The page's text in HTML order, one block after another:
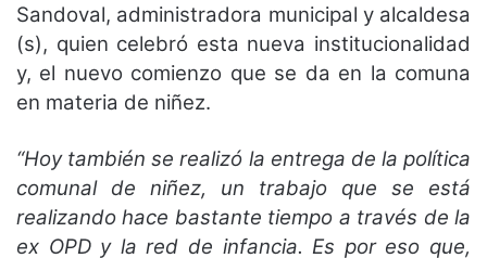
Sandoval, administradora municipal y alcaldesa
(s), quien celebró esta nueva institucionalidad
y, el nuevo comienzo que se da en la comuna
en materia de niñez.
“Hoy también se realizó la entrega de la política
comunal de niñez, un trabajo que se está
realizando hace bastante tiempo a través de la
ex OPD y la red de infancia. Es por eso que,